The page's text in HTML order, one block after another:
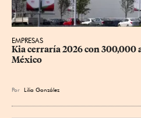
EMPRESAS
Kia cerraría 2026 con 300,000
México
Por Lilia González